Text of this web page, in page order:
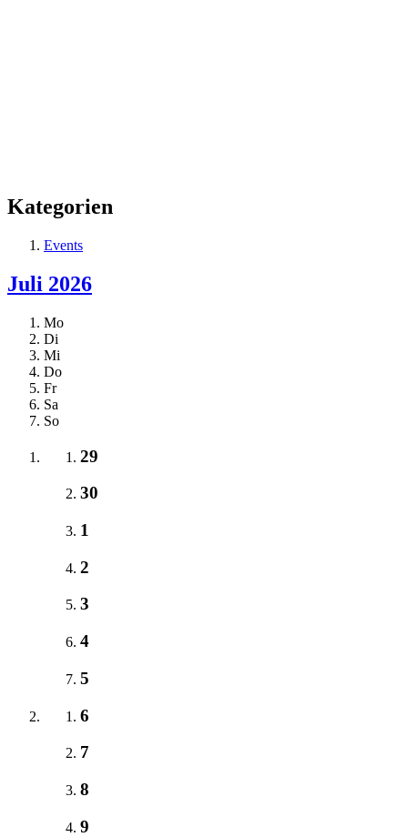
Kategorien
Events
Juli 2026
Mo
Di
Mi
Do
Fr
Sa
So
29
30
1
2
3
4
5
6
7
8
9